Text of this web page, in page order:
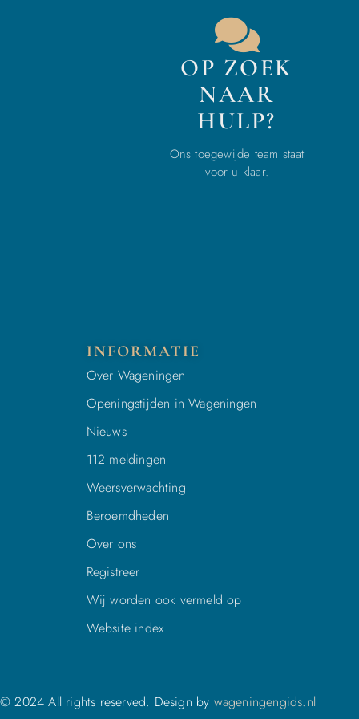
OP ZOEK
NAAR
HULP?
Ons toegewijde team staat
voor u klaar.
INFORMATIE
Over Wageningen
Openingstijden in Wageningen
Nieuws
112 meldingen
Weersverwachting
Beroemdheden
Over ons
Registreer
Wij worden ook vermeld op
Website index
© 2024 All rights reserved. Design by wageningengids.nl